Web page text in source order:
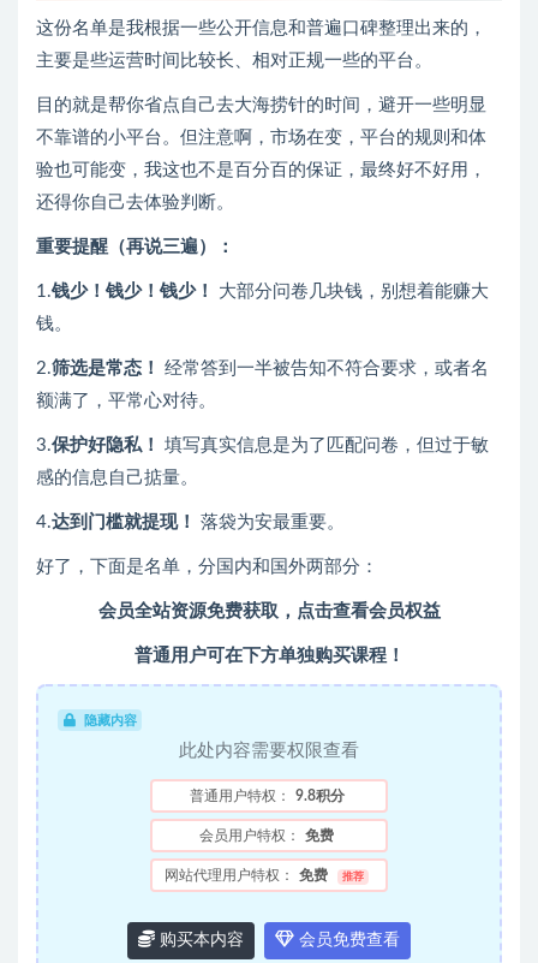
这份名单是我根据一些公开信息和普遍口碑整理出来的，
主要是些运营时间比较长、相对正规一些的平台。​
目的就是帮你省点自己去大海捞针的时间，避开一些明显
不靠谱的小平台。但注意啊，市场在变，平台的规则和体
验也可能变，我这也不是百分百的保证，最终好不好用，
还得你自己去体验判断。​
重要提醒（再说三遍）：
1.钱少！钱少！钱少！
大部分问卷几块钱，别想着能赚大
钱。​
2.筛选是常态！
经常答到一半被告知不符合要求，或者名
额满了，平常心对待。​
3.保护好隐私！
填写真实信息是为了匹配问卷，但过于敏
感的信息自己掂量。​
4.达到门槛就提现！ 落袋为安最重要。​
好了，下面是名单，分国内和国外两部分：
会员全站资源免费获取，点击查看会员权益
普通用户可在下方单独购买课程！
隐藏内容
此处内容需要权限查看
普通用户特权： 9.8积分
会员用户特权： 免费
网站代理用户特权： 免费 推荐
购买本内容 会员免费查看